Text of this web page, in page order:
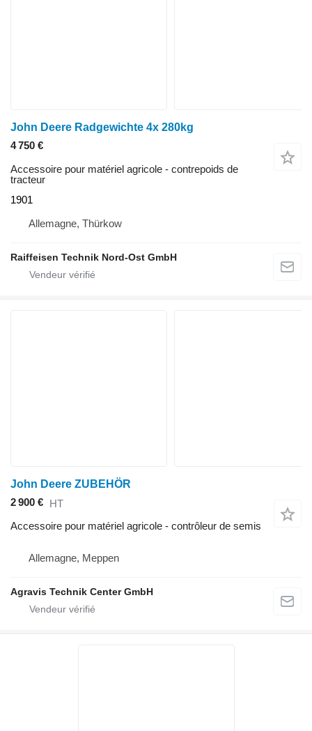
John Deere Radgewichte 4x 280kg
4 750 €
Accessoire pour matériel agricole - contrepoids de
tracteur
1901
Allemagne, Thürkow
Raiffeisen Technik Nord-Ost GmbH
John Deere ZUBEHÖR
2 900 € HT
Accessoire pour matériel agricole - contrôleur de semis
Allemagne, Meppen
Agravis Technik Center GmbH